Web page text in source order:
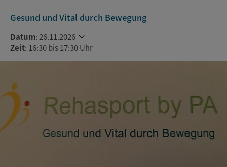
Gesund und Vital durch Bewegung
Datum: 26.11.2026
Zeit: 16:30 bis 17:30 Uhr